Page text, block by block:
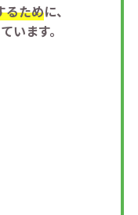
るために、
います。